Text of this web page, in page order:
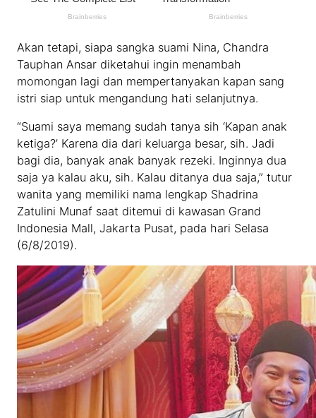
Akan tetapi, siapa sangka suami Nina, Chandra
Tauphan Ansar diketahui ingin menambah
momongan lagi dan mempertanyakan kapan sang
istri siap untuk mengandung hati selanjutnya.
“Suami saya memang sudah tanya sih ‘Kapan anak
ketiga?’ Karena dia dari keluarga besar, sih. Jadi
bagi dia, banyak anak banyak rezeki. Inginnya dua
saja ya kalau aku, sih. Kalau ditanya dua saja,” tutur
wanita yang memiliki nama lengkap Shadrina
Zatulini Munaf saat ditemui di kawasan Grand
Indonesia Mall, Jakarta Pusat, pada hari Selasa
(6/8/2019).